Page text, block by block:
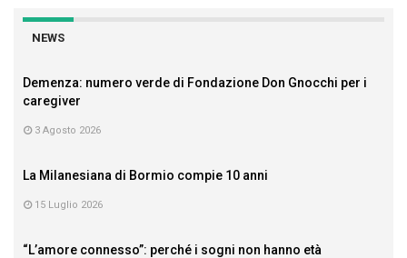
NEWS
Demenza: numero verde di Fondazione Don Gnocchi per i
caregiver
3 Agosto 2026
La Milanesiana di Bormio compie 10 anni
15 Luglio 2026
“L’amore connesso”: perché i sogni non hanno età